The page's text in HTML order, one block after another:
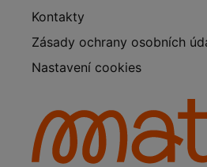
Kontakty
Zásady ochrany osobních
Nastavení cookies